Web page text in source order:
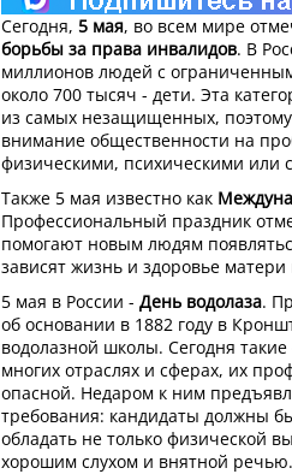
Сегодня, 5 мая, во всем мире
борьбы за права инвалидов. В
миллионов людей с
около 700 тысяч - дети. Эта
из самых незащищенных,
внимание общественности на
физическими, психическими или
Также 5 мая известно как
Профессиональный праздник
помогают новым людям
зависят жизнь и здоровье
5 мая в России - День водолаза.
об основании в 1882 году в
водолазной школы. Сегодня
многих отраслях и сферах, их
опасной. Недаром к ним
требования: кандидаты должны
обладать не только физической
хорошим слухом и внятной речью.